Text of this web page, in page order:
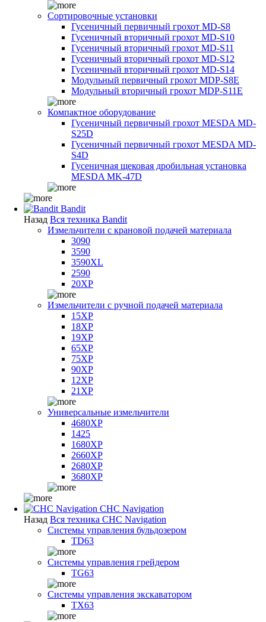
Сортировочные установки
Гусеничный первичный грохот MD-S8
Гусеничный вторичный грохот MD-S10
Гусеничный вторичный грохот MD-S11
Гусеничный вторичный грохот MD-S12
Гусеничный вторичный грохот MD-S14
Модульный первичный грохот MDP-S8E
Модульный вторичный грохот MDP-S11E
Компактное оборудование
Гусеничный первичный грохот MESDA MD-
S25D
Гусеничный первичный грохот MESDA MD-
S4D
Гусеничная щековая дробильная установка
MESDA MK-47D
Bandit
Назад Вся техника Bandit
Измельчители с крановой подачей материала
3090
3590
3590XL
2590
20XP
Измельчители с ручной подачей материала
15XP
18XP
19XP
65XP
75XP
90XP
12XP
21XP
Универсальные измельчители
4680XP
1425
1680XP
2660XP
2680XP
3680XP
CHC Navigation
Назад Вся техника CHC Navigation
Системы управления бульдозером
TD63
Системы управления грейдером
TG63
Системы управления экскаватором
TX63